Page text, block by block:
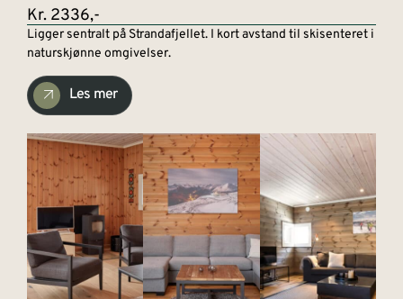
Kr. 2336,-
Ligger sentralt på Strandafjellet. I kort avstand til skisenteret i
naturskjønne omgivelser.
Les mer